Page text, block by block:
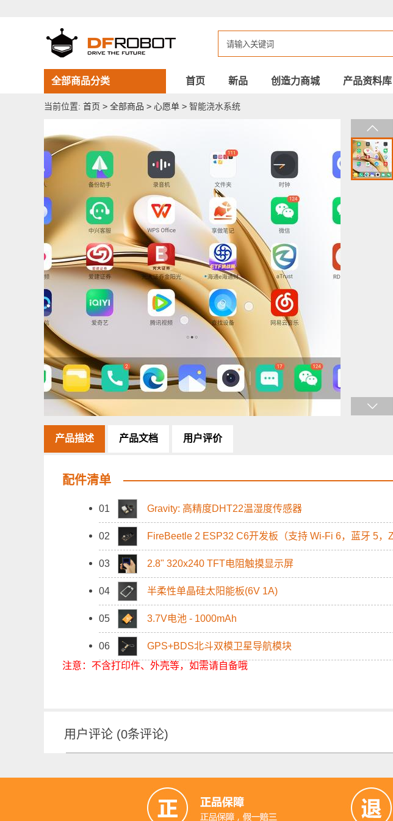
全部商品分类 首页 新品 创造力商城 产品资料库
当前位置: 首页 > 全部商品 > 心愿单 > 智能浇水系统
产品描述 产品文档 用户评价
配件清单
01 Gravity: 高精度DHT22温湿度传感器
02
FireBeetle 2 ESP32 C6开发板（支持 Wi-Fi 6，蓝牙 5
03 2.8" 320x240 TFT电阻触摸显示屏
04 半柔性单晶硅太阳能板(6V 1A)
05 3.7V电池 - 1000mAh
06 GPS+BDS北斗双模卫星导航模块
注意：不含打印件、外壳等，如需请自备哦
用户评论 (0条评论)